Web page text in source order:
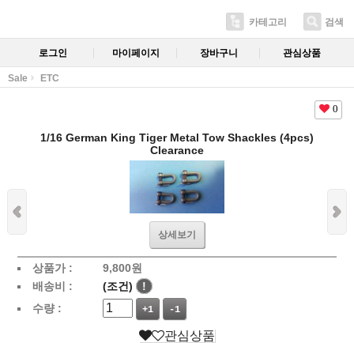
카테고리 검색
로그인 마이페이지 장바구니 관심상품
Sale ETC
0
1/16 German King Tiger Metal Tow Shackles (4pcs)
Clearance
상세보기
상품가 : 9,800원
배송비 :
(조건)
!
수량 :
+1 -1
관심상품